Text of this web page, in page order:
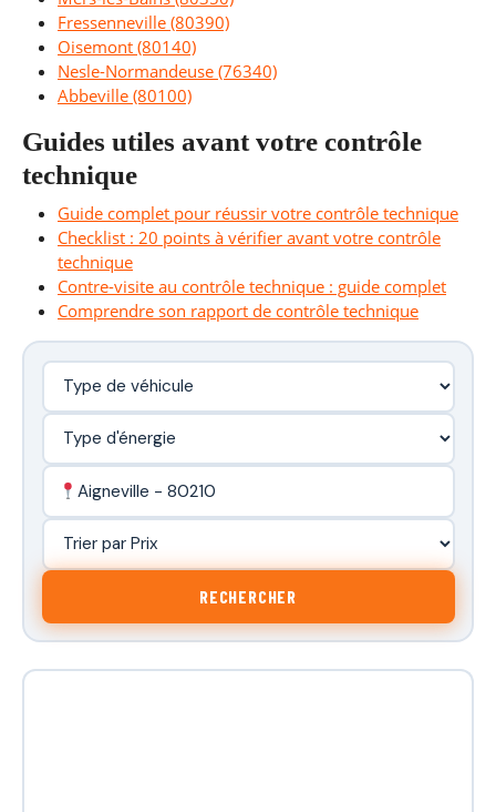
Fressenneville (80390)
Oisemont (80140)
Nesle-Normandeuse (76340)
Abbeville (80100)
Guides utiles avant votre contrôle
technique
Guide complet pour réussir votre contrôle technique
Checklist : 20 points à vérifier avant votre contrôle
technique
Contre-visite au contrôle technique : guide complet
Comprendre son rapport de contrôle technique
Aigneville - 80210
RECHERCHER